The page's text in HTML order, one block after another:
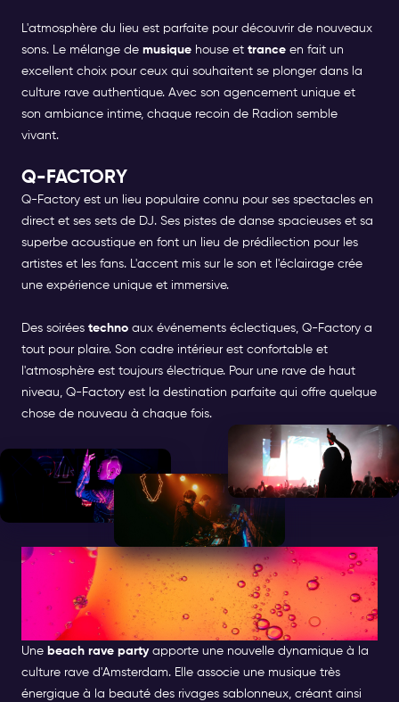
L'atmosphère du lieu est parfaite pour découvrir de nouveaux
sons. Le mélange de musique house et trance en fait un
excellent choix pour ceux qui souhaitent se plonger dans la
culture rave authentique. Avec son agencement unique et
son ambiance intime, chaque recoin de Radion semble
vivant.
Q-FACTORY
Q-Factory est un lieu populaire connu pour ses spectacles en
direct et ses sets de DJ. Ses pistes de danse spacieuses et sa
superbe acoustique en font un lieu de prédilection pour les
artistes et les fans. L'accent mis sur le son et l'éclairage crée
une expérience unique et immersive.
Des soirées techno aux événements éclectiques, Q-Factory a
tout pour plaire. Son cadre intérieur est confortable et
l'atmosphère est toujours électrique. Pour une rave de haut
niveau, Q-Factory est la destination parfaite qui offre quelque
chose de nouveau à chaque fois.
A lA RECHERCHE DE LA
MEILLEURE BEACH RAVE PARTY
À AMSTERDAM
Une beach rave party apporte une nouvelle dynamique à la
culture rave d'Amsterdam. Elle associe une musique très
énergique à la beauté des rivages sablonneux, créant ainsi